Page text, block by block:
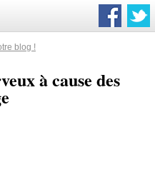
blog !
à cause des